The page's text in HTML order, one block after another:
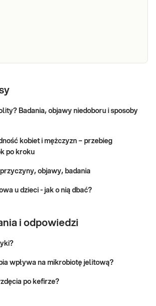
pakiet obejmuje analizę
najważniejszych i najczęściej występujących
nosicielstwo koreluje ze
ryzykiem zachorowania na
Badania, objawy niedoboru i sposoby
kobiet i mężczyzn – przebieg
po kroku
przyczyny, objawy, badania
u dzieci - jak o nią dbać?
i odpowiedzi
wpływa na mikrobiotę jelitową?
po kefirze?